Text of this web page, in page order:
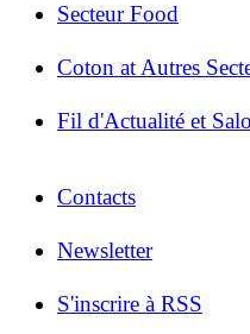
Secteur Food
Coton at Autres
Fil d'Actualité et
Contacts
Newsletter
S'inscrire à RSS